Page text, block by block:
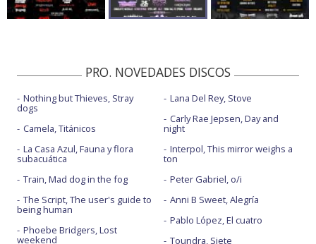
PRO. NOVEDADES DISCOS
Nothing but Thieves, Stray
dogs
Camela, Titánicos
La Casa Azul, Fauna y flora
subacuática
Train, Mad dog in the fog
The Script, The user's guide to
being human
Phoebe Bridgers, Lost
weekend
Lana Del Rey, Stove
Carly Rae Jepsen, Day and
night
Interpol, This mirror weighs a
ton
Peter Gabriel, o/i
Anni B Sweet, Alegría
Pablo López, El cuatro
Toundra, Siete